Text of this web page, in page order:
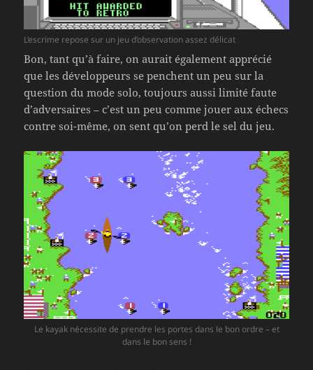
L’escrime repose sur un jeu d’observation assez délicat
Bon, tant qu’à faire, on aurait également apprécié
que les développeurs se penchent un peu sur la
question du mode solo, toujours aussi limité faute
d’adversaires – c’est un peu comme jouer aux échecs
contre soi-même, on sent qu’on perd le sel du jeu.
Le kayak nécessite de prendre les portes dans le bon ordre – et
dans le bon sens !